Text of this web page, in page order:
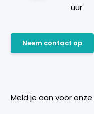
uur
Neem contact op
Meld je aan voor